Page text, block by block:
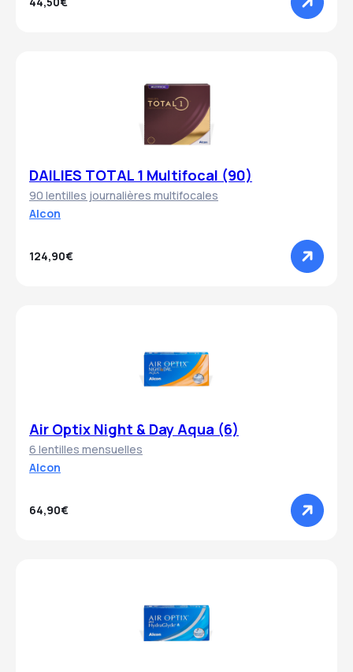
DAILIES TOTAL 1 Multifocal (90)
90 lentilles journalières multifocales
Alcon
124,90€
Air Optix Night & Day Aqua (6)
6 lentilles mensuelles
Alcon
64,90€